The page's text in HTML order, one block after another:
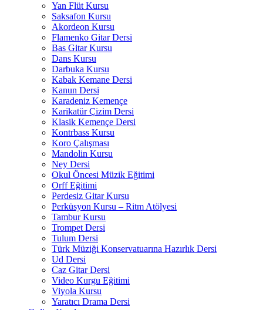
Yan Flüt Kursu
Saksafon Kursu
Akordeon Kursu
Flamenko Gitar Dersi
Bas Gitar Kursu
Dans Kursu
Darbuka Kursu
Kabak Kemane Dersi
Kanun Dersi
Karadeniz Kemençe
Karikatür Çizim Dersi
Klasik Kemençe Dersi
Kontrbass Kursu
Koro Çalışması
Mandolin Kursu
Ney Dersi
Okul Öncesi Müzik Eğitimi
Orff Eğitimi
Perdesiz Gitar Kursu
Perküsyon Kursu – Ritm Atölyesi
Tambur Kursu
Trompet Dersi
Tulum Dersi
Türk Müziği Konservatuarına Hazırlık Dersi
Ud Dersi
Caz Gitar Dersi
Video Kurgu Eğitimi
Viyola Kursu
Yaratıcı Drama Dersi